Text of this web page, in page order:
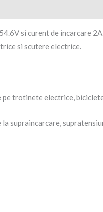
si curent de incarcare
si scutere electrice.
trotinete electrice,
supraincarcare,